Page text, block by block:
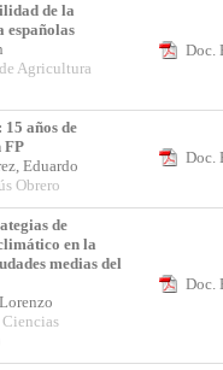
de la
Agricultura
Doc.
años de
FP
Eduardo
Obrero
Doc.
de
en la
medias del
Doc.